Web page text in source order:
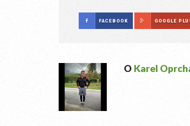
FACEBOOK GOOGLE
O Karel